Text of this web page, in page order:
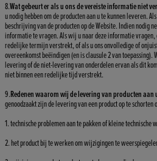
8.Wat gebeurt er als u ons de vereiste informatie niet
u nodig hebben om de producten aan u te kunnen leveren.
beschrijving van de producten op de Website. Indien nodig
informatie te vragen. Als wij u naar deze informatie vragen,
redelijke termijn verstrekt, of als u ons onvolledige of
overeenkomst beëindigen (en is clausule 2 van
levering of de niet-levering van onderdelen ervan als dit
niet binnen een redelijke tijd verstrekt.
9.Redenen waarom wij de levering van producten aan
genoodzaakt zijn de levering van een product op te schorten
1. technische problemen aan te pakken of kleine technische
2. het product bij te werken om wijzigingen te